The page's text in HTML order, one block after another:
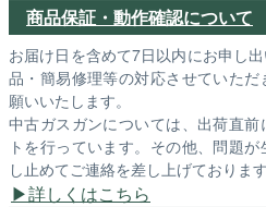
商品保証・動作確認について
お届け日を含めて7日以内にお申し
品・簡易修理等の対応させていた
願いいたします。
中古ガスガンについては、出荷直
トを行っています。その他、問題
し止めてご連絡を差し上げております
詳しくはこちら